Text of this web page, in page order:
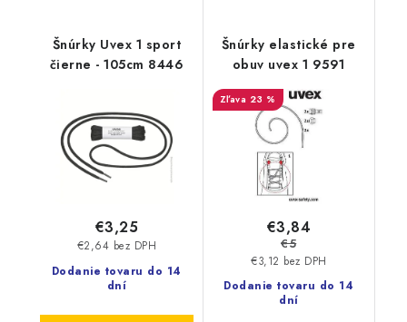
Šnúrky Uvex 1 sport
čierne - 105cm 8446
Dodanie tovaru do 14
dní
€2,64 bez DPH
€3,25
Šnúrky elastické pre
obuv uvex 1 9591
23 %
Dodanie tovaru do 14
dní
€3,12 bez DPH
€3,84
€5